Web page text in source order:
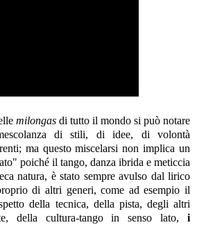
milongas di tutto il mondo si può notare
di stili, di idee, di volontà
ma questo miscelarsi non implica un
poiché il tango, danza ibrida e meticcia
natura, è stato sempre avulso dal lirico
di altri generi, come ad esempio il
della tecnica, della pista, degli altri
della cultura-tango in senso lato, i